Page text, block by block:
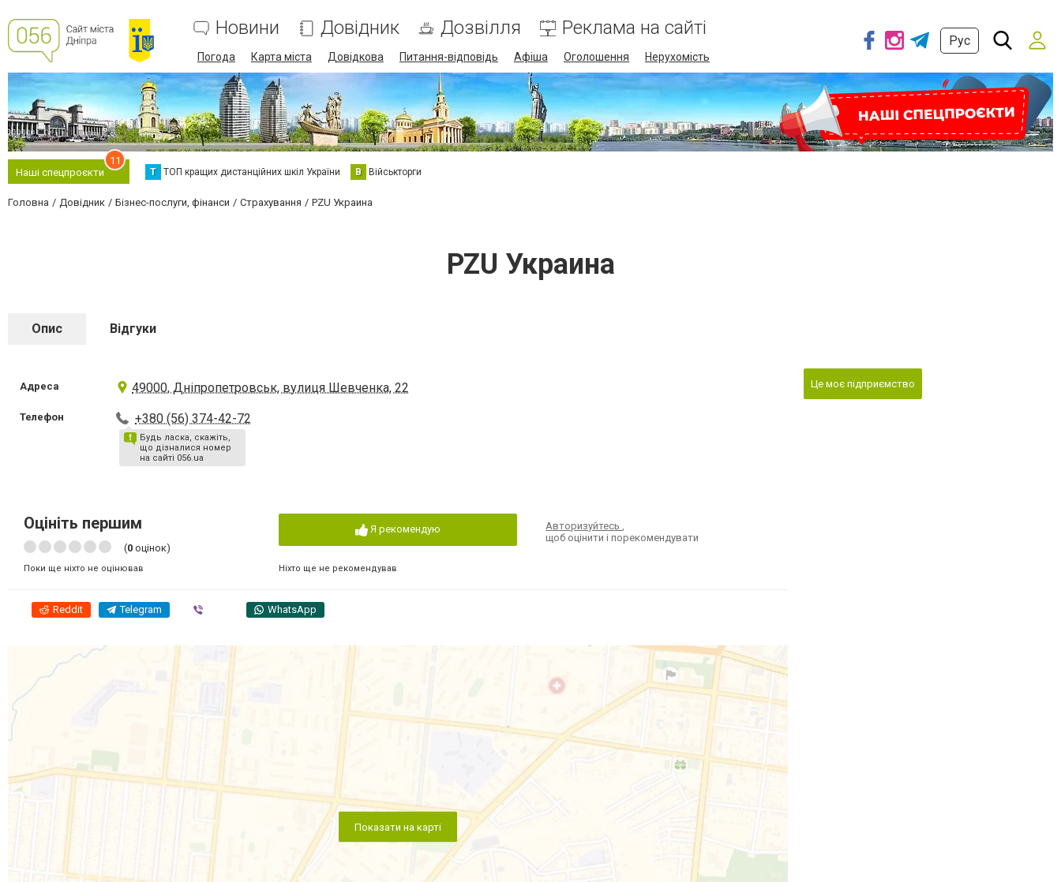
Новини Довідник Дозвілля Реклама на сайті
Погода Карта міста Довідкова Питання-відповідь Афіша Оголошення Нерухомість
Рус
Наші спецпроєкти
11
Т ТОП кращих дистанційних шкіл України В Військторги
Головна Довідник Бізнес-послуги, фінанси Страхування PZU Украина
PZU Украина
Опис Відгуки
Адреса 49000, Дніпропетровськ, вулиця Шевченка, 22
Телефон +380 (56) 374-42-72
Будь ласка, скажіть,
що дізналися номер
на сайті 056.ua
Оцініть першим
(0 оцінок)
Поки ще ніхто не оцінював
Я рекомендую
Ніхто ще не рекомендував
Авторизуйтесь,
щоб оцінити і порекомендувати
Reddit Telegram WhatsApp
Показати на карті
Це моє підприємство